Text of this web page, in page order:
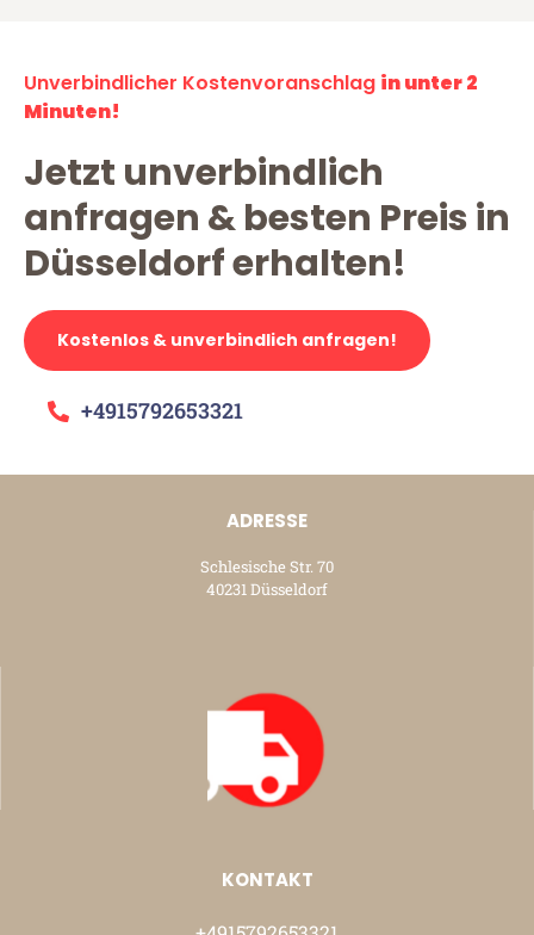
Unverbindlicher Kostenvoranschlag in unter 2
Minuten!
Jetzt unverbindlich
anfragen & besten Preis in
Düsseldorf erhalten!
Kostenlos & unverbindlich anfragen!
+4915792653321
ADRESSE
Schlesische Str. 70
40231 Düsseldorf
KONTAKT